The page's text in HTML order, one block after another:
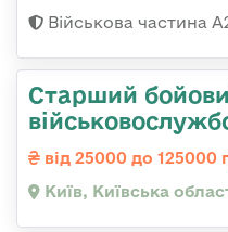
Військова частина
Старший
від 25000 до 125000
Київ, Київська